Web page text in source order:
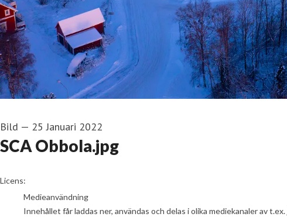
Bild — 25 Januari 2022
SCA Obbola.jpg
go to media item
Licens:
Medieanvändning
Innehållet får laddas ner, användas och delas i olika mediekanaler av